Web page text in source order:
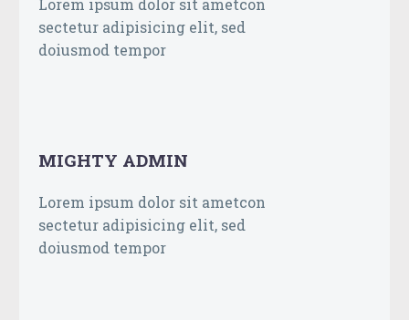
Lorem ipsum dolor sit ametcon
sectetur adipisicing elit, sed
doiusmod tempor
MIGHTY ADMIN
Lorem ipsum dolor sit ametcon
sectetur adipisicing elit, sed
doiusmod tempor